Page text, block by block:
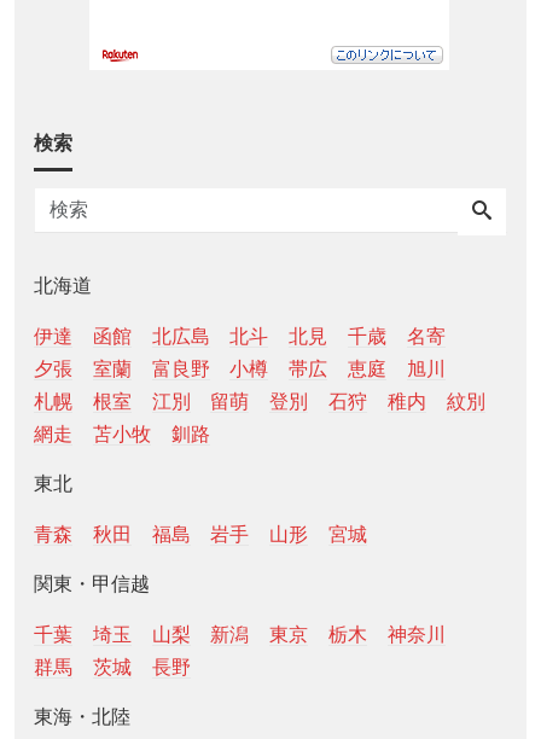
検索
北海道
伊達 函館 北広島 北斗 北見 千歳
名寄
夕張
室蘭 富良野 小樽 帯広 恵庭
旭川
札幌
根室 江別 留萌 登別 石狩 稚内
紋別
網走
苫小牧 釧路
東北
青森 秋田 福島 岩手 山形 宮城
関東・甲信越
千葉 埼玉 山梨 新潟 東京 栃木
神奈川
群馬
茨城 長野
東海・北陸